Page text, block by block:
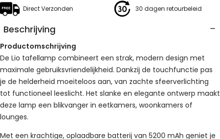
Direct Verzonden 30 dagen retourbeleid
Beschrijving
Productomschrijving
De Lio tafellamp combineert een strak, modern design met
maximale gebruiksvriendelijkheid. Dankzij de touchfunctie pas
je de helderheid moeiteloos aan, van zachte sfeerverlichting
tot functioneel leeslicht. Het slanke en elegante ontwerp maakt
deze lamp een blikvanger in eetkamers, woonkamers of
lounges.
Met een krachtige, oplaadbare batterij van 5200 mAh geniet je